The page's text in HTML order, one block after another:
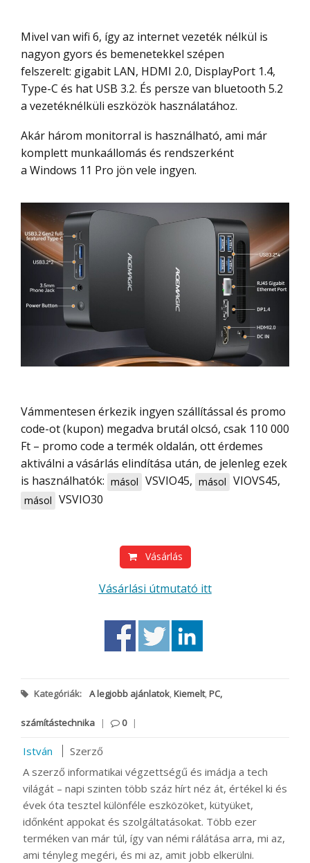
Mivel van wifi 6, így az internet vezeték nélkül is
nagyon gyors és bemenetekkel szépen
felszerelt: gigabit LAN, HDMI 2.0, DisplayPort 1.4,
Type-C és hat USB 3.2. És persze van bluetooth 5.2
a vezetéknélküli eszközök használatához.
Akár három monitorral is használható, ami már
komplett munkaállomás és rendszerként
a Windows 11 Pro jön vele ingyen.
Vámmentesen érkezik ingyen szállítással és promo
code-ot (kupon) megadva brutál olcsó, csak 110 000
Ft – promo code a termék oldalán, ott érdemes
aktiválni a vásárlás elindítása után, de jelenleg ezek
is használhatók: másol VSVIO45, másol VIOVS45,
másol VSVIO30
Vásárlás
Vásárlási útmutató itt
Kategóriák: A legjobb ajánlatok,Kiemelt,PC,
számítástechnika | 0 |
István
Szerző
A szerző informatikai végzettségű és imádja a tech
világát – napi szinten több száz hírt néz át, értékel ki és
évek óta tesztel különféle eszközöket, kütyüket,
időnként appokat és szolgáltatásokat. Több ezer
terméken van már túl, így van némi rálátása arra, mi az,
ami tényleg megéri, és mi az, amit jobb elkerülni.